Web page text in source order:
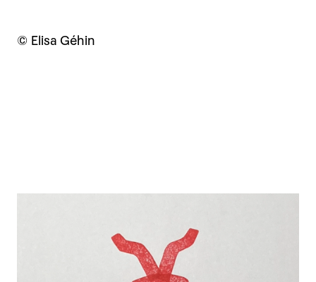
© Elisa Géhin